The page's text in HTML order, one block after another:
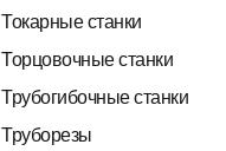
Токарные станки
Торцовочные станки
Трубогибочные станки
Труборезы